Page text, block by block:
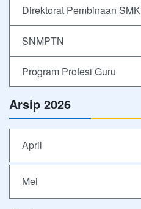
Direktorat Pembinaan SMK
SNMPTN
Program Profesi Guru
Arsip 2026
April
Mei